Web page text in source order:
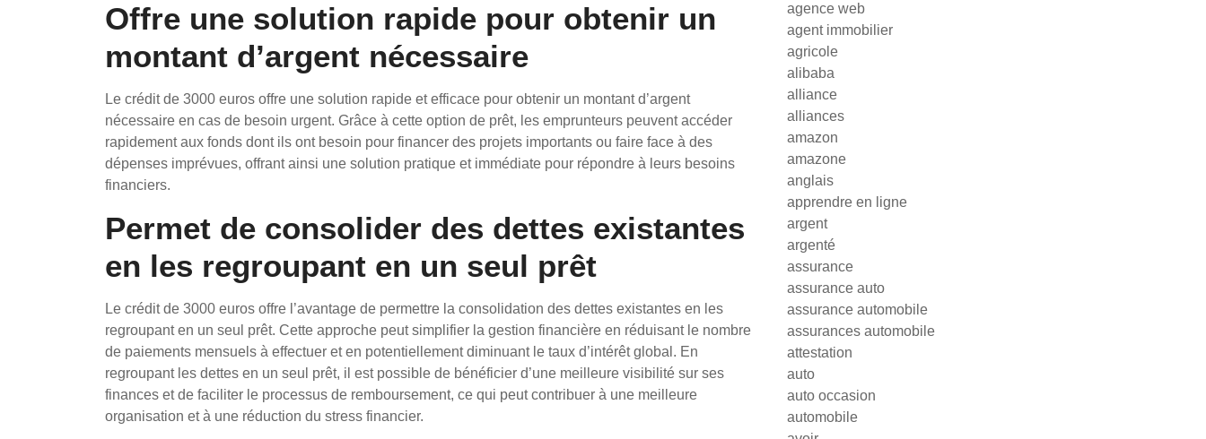
Offre une solution rapide pour obtenir un
montant d’argent nécessaire
Le crédit de 3000 euros offre une solution rapide et efficace pour obtenir un montant d’argent
nécessaire en cas de besoin urgent. Grâce à cette option de prêt, les emprunteurs peuvent accéder
rapidement aux fonds dont ils ont besoin pour financer des projets importants ou faire face à des
dépenses imprévues, offrant ainsi une solution pratique et immédiate pour répondre à leurs besoins
financiers.
Permet de consolider des dettes existantes
en les regroupant en un seul prêt
Le crédit de 3000 euros offre l’avantage de permettre la consolidation des dettes existantes en les
regroupant en un seul prêt. Cette approche peut simplifier la gestion financière en réduisant le nombre
de paiements mensuels à effectuer et en potentiellement diminuant le taux d’intérêt global. En
regroupant les dettes en un seul prêt, il est possible de bénéficier d’une meilleure visibilité sur ses
finances et de faciliter le processus de remboursement, ce qui peut contribuer à une meilleure
organisation et à une réduction du stress financier.
agence web
agent immobilier
agricole
alibaba
alliance
alliances
amazon
amazone
anglais
apprendre en ligne
argent
argenté
assurance
assurance auto
assurance automobile
assurances automobile
attestation
auto
auto occasion
automobile